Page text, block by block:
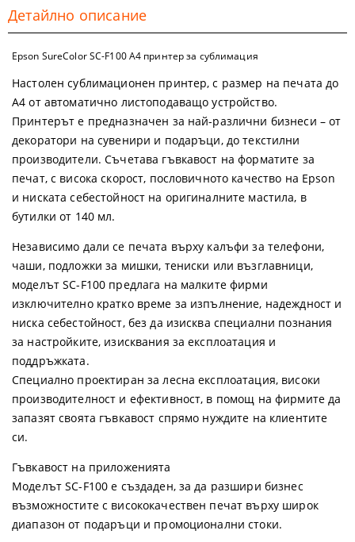
Детайлно описание
Epson SureColor SC-F100 A4 принтер за сублимация
Настолен сублимационен принтер, с размер на печата до
А4 от автоматично листоподаващо устройство.
Принтерът е предназначен за най-различни бизнеси – от
декоратори на сувенири и подаръци, до текстилни
производители. Съчетава гъвкавост на форматите за
печат, с висока скорост, пословичното качество на Epson
и ниската себестойност на оригиналните мастила, в
бутилки от 140 мл.
Независимо дали се печата върху калъфи за телефони,
чаши, подложки за мишки, тениски или възглавници,
моделът SC-F100 предлага на малките фирми
изключително кратко време за изпълнение, надеждност и
ниска себестойност, без да изисква специални познания
за настройките, изисквания за експлоатация и
поддръжката.
Специално проектиран за лесна експлоатация, високи
производителност и ефективност, в помощ на фирмите да
запазят своята гъвкавост спрямо нуждите на клиентите
си.
Гъвкавост на приложенията
Моделът SC-F100 е създаден, за да разшири бизнес
възможностите с висококачествен печат върху широк
диапазон от подаръци и промоционални стоки.